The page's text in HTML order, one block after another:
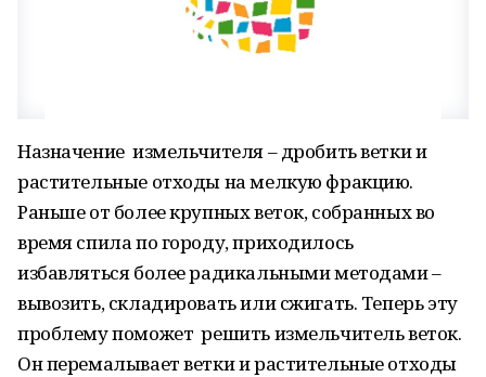
Назначение измельчителя – дробить ветки и
растительные отходы на мелкую фракцию.
Раньше от более крупных веток, собранных во
время спила по городу, приходилось
избавляться более радикальными методами –
вывозить, складировать или сжигать. Теперь эту
проблему поможет решить измельчитель веток.
Он перемалывает ветки и растительные отходы